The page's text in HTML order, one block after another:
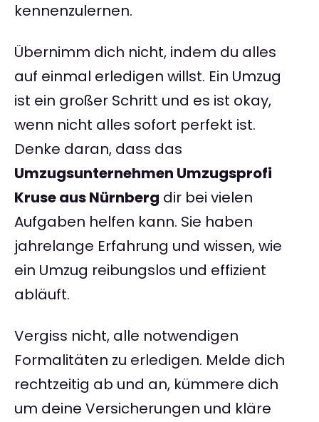
kennenzulernen.
Übernimm dich nicht, indem du alles
auf einmal erledigen willst. Ein Umzug
ist ein großer Schritt und es ist okay,
wenn nicht alles sofort perfekt ist.
Denke daran, dass das
Umzugsunternehmen Umzugsprofi
Kruse aus Nürnberg dir bei vielen
Aufgaben helfen kann. Sie haben
jahrelange Erfahrung und wissen, wie
ein Umzug reibungslos und effizient
abläuft.
Vergiss nicht, alle notwendigen
Formalitäten zu erledigen. Melde dich
rechtzeitig ab und an, kümmere dich
um deine Versicherungen und kläre